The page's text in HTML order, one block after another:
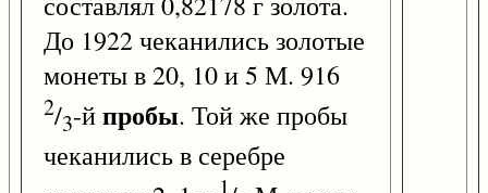
До 1922 чеканились золотые
монеты в 20, 10 и 5 М. 916
2/3-йпробы. Той же пробы
чеканились в серебре
1